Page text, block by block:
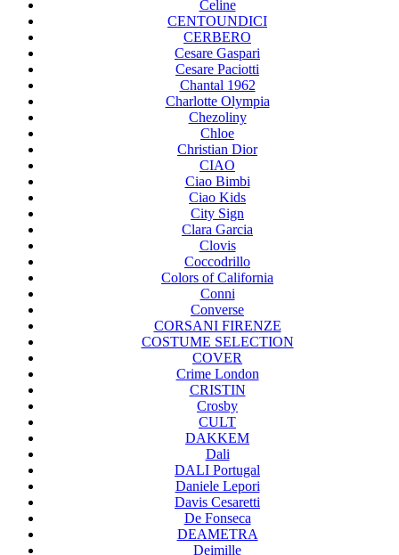
Celine
CENTOUNDICI
CERBERO
Cesare Gaspari
Cesare Paciotti
Chantal 1962
Charlotte Olympia
Chezoliny
Chloe
Christian Dior
CIAO
Ciao Bimbi
Ciao Kids
City Sign
Clara Garcia
Clovis
Coccodrillo
Colors of California
Conni
Converse
CORSANI FIRENZE
COSTUME SELECTION
COVER
Crime London
CRISTIN
Crosby
CULT
DAKKEM
Dali
DALI Portugal
Daniele Lepori
Davis Cesaretti
De Fonseca
DEAMETRA
Deimille